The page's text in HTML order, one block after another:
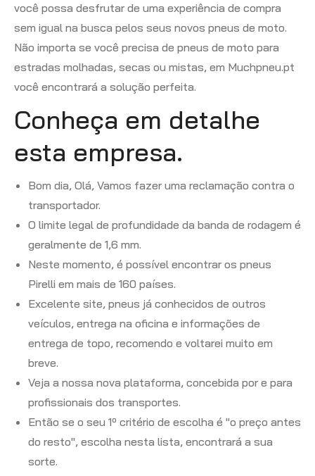
você possa desfrutar de uma experiência de compra
sem igual na busca pelos seus novos pneus de moto.
Não importa se você precisa de pneus de moto para
estradas molhadas, secas ou mistas, em Muchpneu.pt
você encontrará a solução perfeita.
Conheça em detalhe
esta empresa.
Bom dia, Olá, Vamos fazer uma reclamação contra o
transportador.
O limite legal de profundidade da banda de rodagem é
geralmente de 1,6 mm.
Neste momento, é possível encontrar os pneus
Pirelli em mais de 160 países.
Excelente site, pneus já conhecidos de outros
veículos, entrega na oficina e informações de
entrega de topo, recomendo e voltarei muito em
breve.
Veja a nossa nova plataforma, concebida por e para
profissionais dos transportes.
Então se o seu 1º critério de escolha é "o preço antes
do resto", escolha nesta lista, encontrará a sua
sorte.